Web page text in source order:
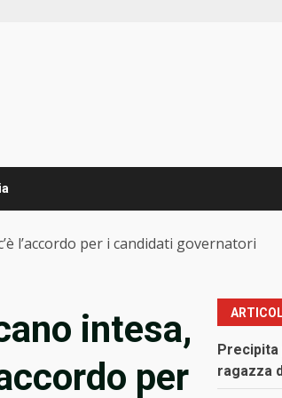
l’accordo per i candidati governatori
intesa,
per
Precipita
ragazza